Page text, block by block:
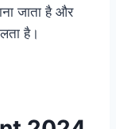
जाता है और
है।